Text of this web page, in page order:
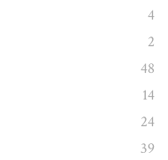
4
2
48
14
24
39